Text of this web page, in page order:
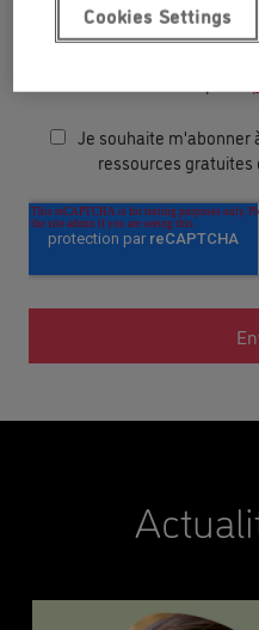
Je souhaite m'abonner
ressources gratuites
Cookies Settings